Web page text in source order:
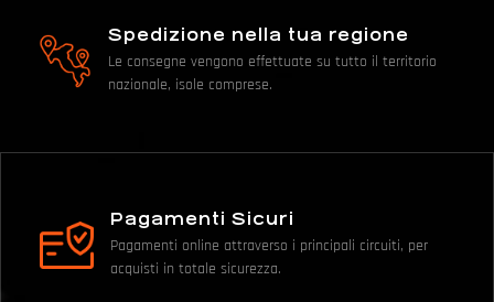
Spedizione nella tua regione
Le consegne vengono effettuate su tutto il territorio
nazionale, isole comprese.
Pagamenti Sicuri
Pagamenti online attraverso i principali circuiti, per
acquisti in totale sicurezza.